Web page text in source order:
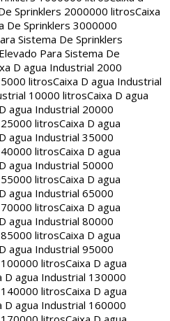
Sprinklers 2000000 litrosCaixa
De Sprinklers 3000000
Sistema De Sprinklers
Para Sistema De
D agua Industrial 2000
litrosCaixa D agua Industrial
10000 litrosCaixa D agua
agua Industrial 20000
litrosCaixa D agua
agua Industrial 35000
litrosCaixa D agua
agua Industrial 50000
litrosCaixa D agua
agua Industrial 65000
litrosCaixa D agua
agua Industrial 80000
litrosCaixa D agua
agua Industrial 95000
litrosCaixa D agua
D agua Industrial 130000
litrosCaixa D agua
D agua Industrial 160000